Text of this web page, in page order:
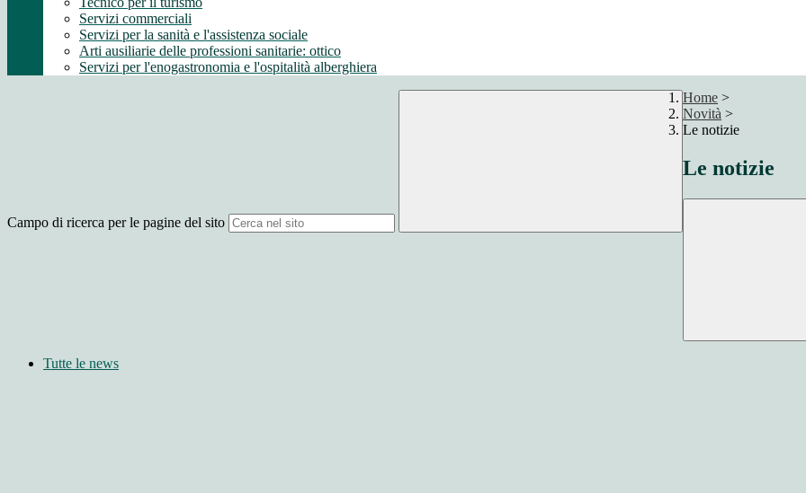
Servizi commerciali
Servizi per la sanità e l'assistenza sociale
Arti ausiliarie delle professioni sanitarie: ottico
Servizi per l'enogastronomia e l'ospitalità alberghiera
Campo di ricerca per le pagine del sito
Home >
Novità >
Le notizie
Le notizie
Tutte le news